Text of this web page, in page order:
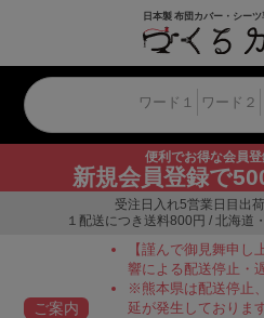
便利でお得な会員
新規会員登録で
受注日入れ5営業日目出
１配送につき送料800円 / 北海道
ご案内
【謹んで御見舞申
響による配送停止・
※熊本県は配送停止
延が発生しておりま